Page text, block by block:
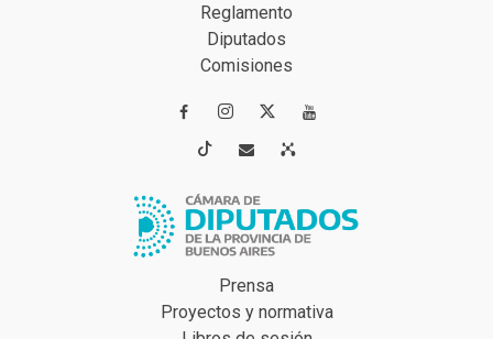
Reglamento
Diputados
Comisiones
 
 
Prensa
Proyectos y normativa